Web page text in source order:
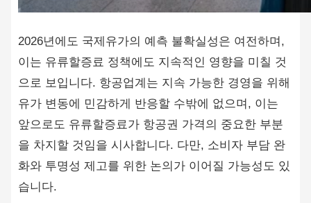
2026년에도 국제유가의 예측 불확실성은 여전하며,
이는 유류할증료 정책에도 지속적인 영향을 미칠 것
으로 보입니다. 항공업계는 지속 가능한 경영을 위해
유가 변동에 민감하게 반응할 수밖에 없으며, 이는
앞으로도 유류할증료가 항공권 가격의 중요한 부분
을 차지할 것임을 시사합니다. 다만, 소비자 부담 완
화와 투명성 제고를 위한 논의가 이어질 가능성도 있
습니다.